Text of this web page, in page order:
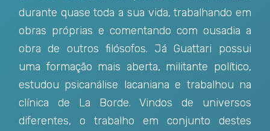
durante quase toda a sua vida, trabalhando em
obras próprias e comentando com ousadia a
obra de outros filósofos. Já Guattari possui
uma formação mais aberta, militante político,
estudou psicanálise lacaniana e trabalhou na
clínica de La Borde. Vindos de universos
diferentes, o trabalho em conjunto destes